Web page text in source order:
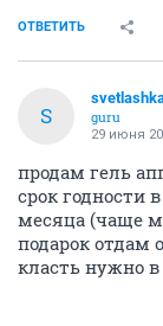
ОТВЕТИТЬ
S
guru
29 июня
продам гель
срок годности
месяца (чаще
подарок отдам
класть нужно в